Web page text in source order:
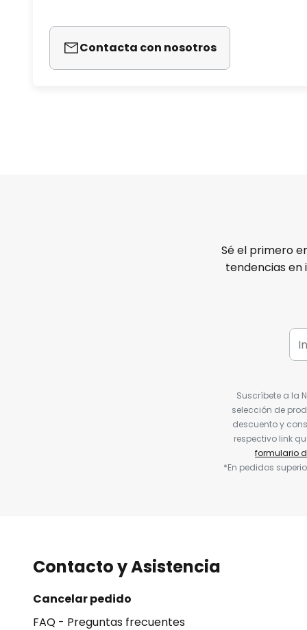
Contacta con nosotros
Sé el primero
tendencias en
Suscríbete a la
selección de
descuento y
respectivo link
formulario
*En pedidos
Contacto y Asistencia
Cancelar pedido
FAQ - Preguntas frecuentes